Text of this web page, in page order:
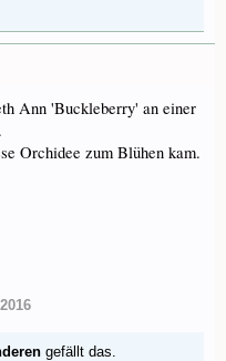
Ann 'Buckleberry' an einer
Orchidee zum Blühen kam.
gefällt das.